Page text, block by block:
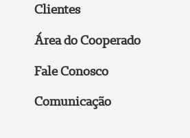
Clientes
Área do Cooperado
Fale Conosco
Comunicação